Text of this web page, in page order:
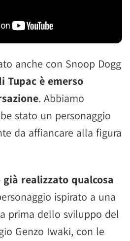
anche con Snoop Dogg
Tupac è emerso
. Abbiamo
stato un personaggio
da affiancare alla figura
già realizzato qualcosa
ispirato a una
prima dello sviluppo del
Genzo Iwaki, con le